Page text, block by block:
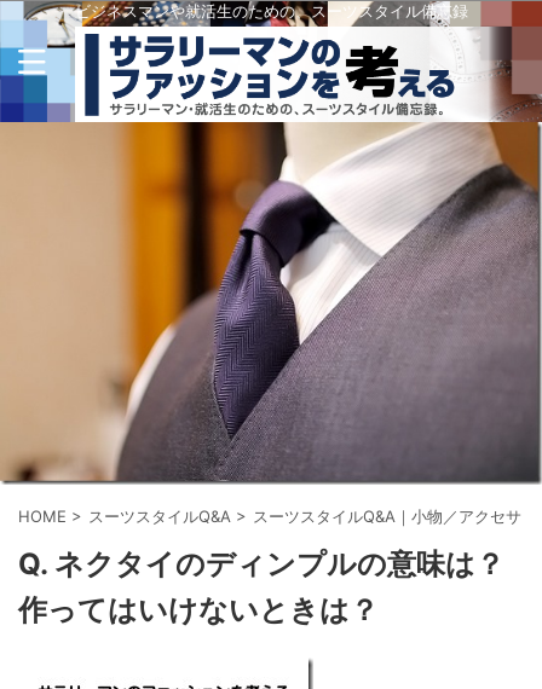
ビジネスマンや就活生のための、スーツスタイル備忘録
HOME > スーツスタイルQ&A > スーツスタイルQ&A｜小物／アクセサリ
Q. ネクタイのディンプルの意味は？
作ってはいけないときは？